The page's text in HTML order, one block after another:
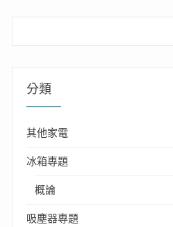
分類
其他家電
冰箱專題
概論
吸塵器專題